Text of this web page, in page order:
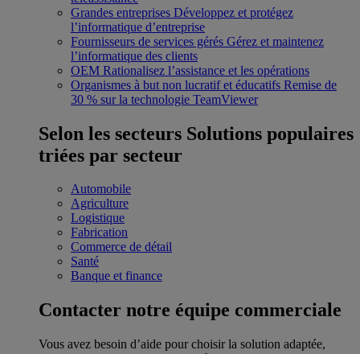
Grandes entreprises Développez et protégez
l’informatique d’entreprise
Fournisseurs de services gérés Gérez et maintenez
l’informatique des clients
OEM Rationalisez l’assistance et les opérations
Organismes à but non lucratif et éducatifs Remise de
30 % sur la technologie TeamViewer
Selon les secteurs Solutions populaires
triées par secteur
Automobile
Agriculture
Logistique
Fabrication
Commerce de détail
Santé
Banque et finance
Contacter notre équipe commerciale
Vous avez besoin d’aide pour choisir la solution adaptée,